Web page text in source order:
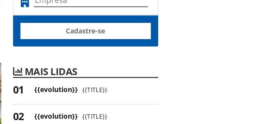
Cadastre-se
MAIS LIDAS
{{evolution}} {{TITLE}}
{{evolution}} {{TITLE}}